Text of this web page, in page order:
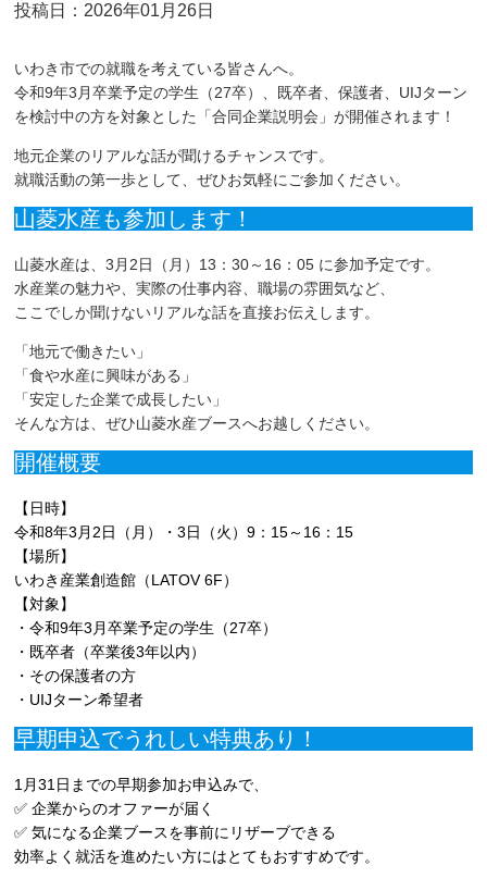
投稿日：2026年01月26日
いわき市での就職を考えている皆さんへ。
令和9年3月卒業予定の学生（27卒）、既卒者、保護者、UIJターン
を検討中の方を対象とした「合同企業説明会」が開催されます！
地元企業のリアルな話が聞けるチャンスです。
就職活動の第一歩として、ぜひお気軽にご参加ください。
山菱水産も参加します！
山菱水産は、3月2日（月）13：30～16：05 に参加予定です。
水産業の魅力や、実際の仕事内容、職場の雰囲気など、
ここでしか聞けないリアルな話を直接お伝えします。
「地元で働きたい」
「食や水産に興味がある」
「安定した企業で成長したい」
そんな方は、ぜひ山菱水産ブースへお越しください。
開催概要
【日時】
令和8年3月2日（月）・3日（火）9：15～16：15
【場所】
いわき産業創造館（LATOV 6F）
【対象】
・令和9年3月卒業予定の学生（27卒）
・既卒者（卒業後3年以内）
・その保護者の方
・UIJターン希望者
早期申込でうれしい特典あり！
1月31日までの早期参加お申込みで、
✅ 企業からのオファーが届く
✅ 気になる企業ブースを事前にリザーブできる
効率よく就活を進めたい方にはとてもおすすめです。